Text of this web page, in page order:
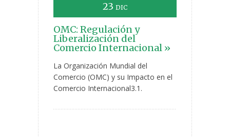
23 DIC
OMC: Regulación y
Liberalización del
Comercio Internacional »
La Organización Mundial del
Comercio (OMC) y su Impacto en el
Comercio Internacional3.1.